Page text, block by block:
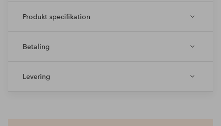
Produkt specifikation
Betaling
Levering